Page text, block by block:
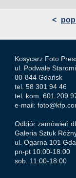
<
Kosycarz Foto
ul. Podwale
80-844 Gdańsk
tel. 58 301 94 46
tel. kom. 601 209
e-mail:
Odbiór zamówień
Galeria Sztuk
ul. Ogarna 101
pn-pt 10:00-18:00
sob. 11:00-18:00